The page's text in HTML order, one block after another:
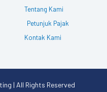
Tentang Kami
Petunjuk Pajak
Kontak Kami
| All Rights Reserved